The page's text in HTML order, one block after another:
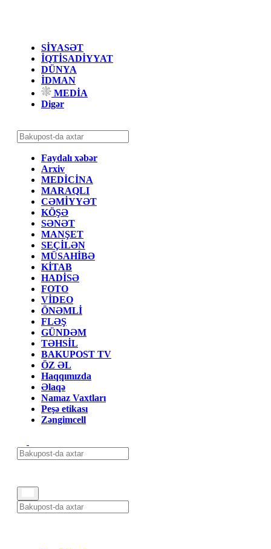
SİYASƏT
İQTİSADİYYAT
DÜNYA
İDMAN
MEDİA
Digər
Faydalı xəbər
Arxiv
MEDİCİNA
MARAQLI
CƏMİYYƏT
KÖŞƏ
SƏNƏT
MANŞET
SEÇİLƏN
MÜSAHİBƏ
KİTAB
HADİSƏ
FOTO
VİDEO
ÖNƏMLİ
FLƏŞ
GÜNDƏM
TƏHSİL
BAKUPOST TV
ÖZ ƏL
Haqqımızda
Əlaqə
Namaz Vaxtları
Peşə etikası
Zəngimcell